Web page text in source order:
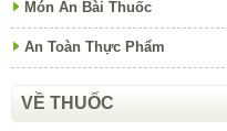
Món Ăn Bài Thuốc
An Toàn Thực Phẩm
VỀ THUỐC